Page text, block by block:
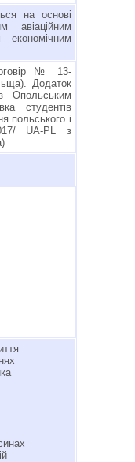
на основі
авіаційним
економічним
№ 13-
Додаток
студентів
польського і
UA-PL з